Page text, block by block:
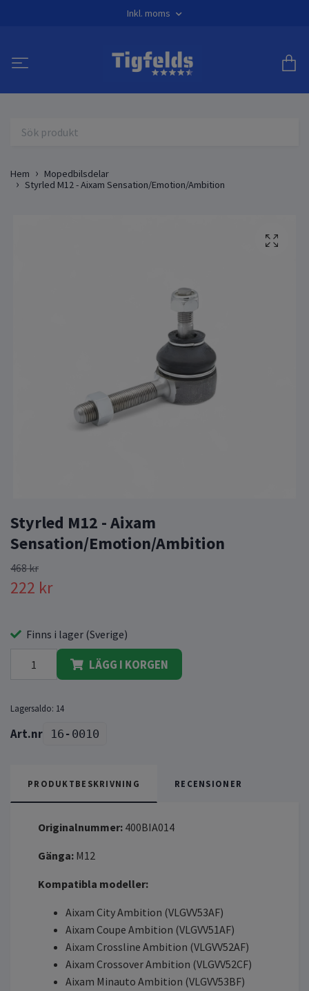
Inkl. moms
Hem
Mopedbilsdelar
Styrled M12 - Aixam Sensation/Emotion/Ambition
Styrled M12 - Aixam
Sensation/Emotion/Ambition
468 kr
222 kr
Finns i lager (Sverige)
LÄGG I KORGEN
Lagersaldo: 14
16-0010
PRODUKTBESKRIVNING RECENSIONER
Originalnummer: 400BIA014
Gänga: M12
Kompatibla modeller:
Aixam City Ambition (VLGVV53AF)
Aixam Coupe Ambition (VLGVV51AF)
Aixam Crossline Ambition (VLGVV52AF)
Aixam Crossover Ambition (VLGVV52CF)
Aixam Minauto Ambition (VLGVV53BF)